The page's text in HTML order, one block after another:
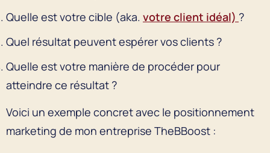
Quelle est votre cible (aka. votre client idéal) ?
Quel résultat peuvent espérer vos clients ?
Quelle est votre manière de procéder pour
atteindre ce résultat ?
Voici un exemple concret avec le positionnement
marketing de mon entreprise TheBBoost :